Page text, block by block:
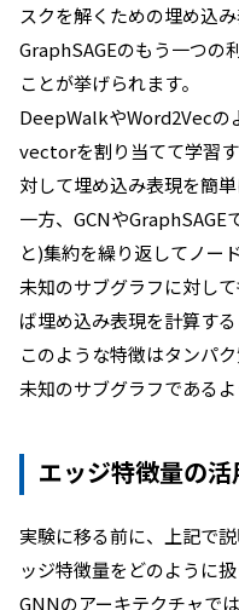
スクを解くための埋め込み
GraphSAGEのもう一つの
ことが挙げられます。
DeepWalkやWord2Vecの
vectorを割り当てて学習
対して埋め込み表現を簡
一方、GCNや
と)集約を繰り返してノー
未知のサブグラフに対し
ば埋め込み表現を計算する
このような特徴はタンパ
未知のサブグラフである
エッジ特徴量の活
実験に移る前に、上記で
ッジ特徴量をどのように扱
GNNのアーキテクチャで